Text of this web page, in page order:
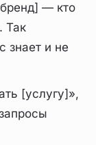
— кто
Так
знает и не
[услугу]»,